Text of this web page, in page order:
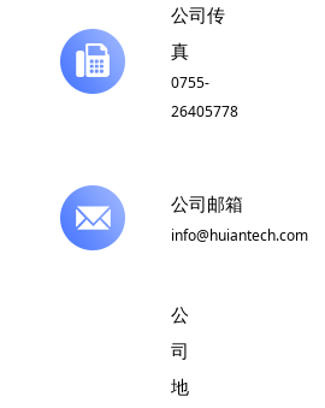
公司传
真
0755-
26405778
公司邮箱
info@huiantech.com
公
司
地